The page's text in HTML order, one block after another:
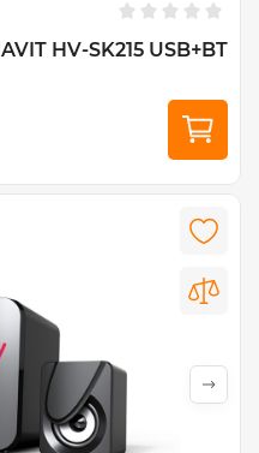
HV-SK215 USB+BT